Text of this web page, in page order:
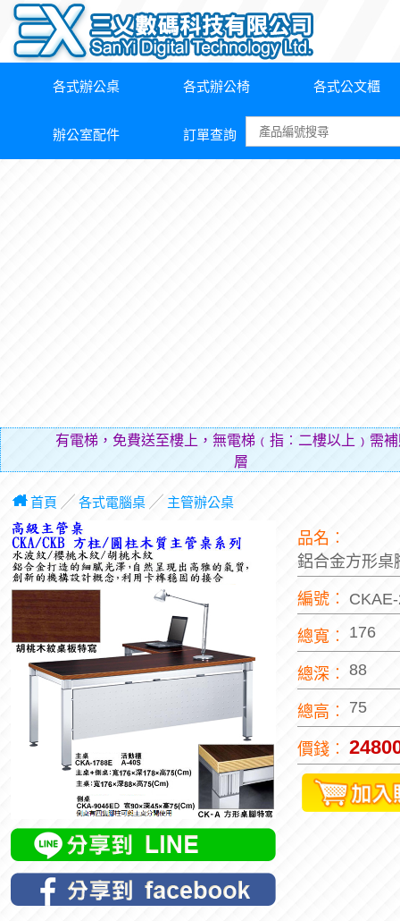
各式辦公桌 各式辦公椅 各式公文櫃
辦公室配件 訂單查詢
有電梯，免費送至樓上，無電梯﹙指︰二樓以上﹚需
層費用（
首頁 ╱ 各式電腦桌╱ 主管辦公桌
品名︰
鋁合金方形
編號︰
總寬︰ 176
總深︰ 88
總高︰ 75
價錢︰